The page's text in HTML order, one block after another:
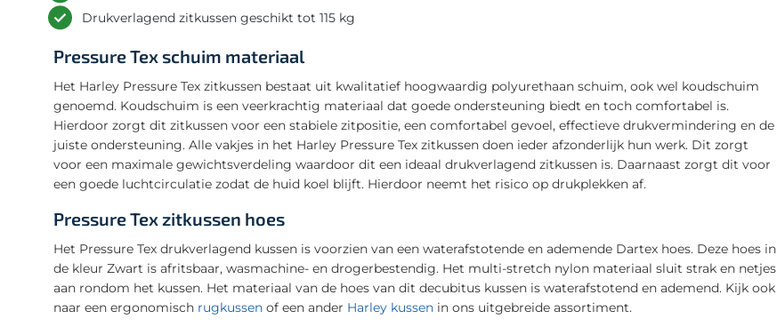
Drukverlagend zitkussen geschikt tot 115 kg
Pressure Tex schuim materiaal
Het Harley Pressure Tex zitkussen bestaat uit kwalitatief hoogwaardig polyurethaan schuim, ook wel koudschuim
genoemd. Koudschuim is een veerkrachtig materiaal dat goede ondersteuning biedt en toch comfortabel is.
Hierdoor zorgt dit zitkussen voor een stabiele zitpositie, een comfortabel gevoel, effectieve drukvermindering en de
juiste ondersteuning. Alle vakjes in het Harley Pressure Tex zitkussen doen ieder afzonderlijk hun werk. Dit zorgt
voor een maximale gewichtsverdeling waardoor dit een ideaal drukverlagend zitkussen is. Daarnaast zorgt dit voor
een goede luchtcirculatie zodat de huid koel blijft. Hierdoor neemt het risico op drukplekken af.
Pressure Tex zitkussen hoes
Het Pressure Tex drukverlagend kussen is voorzien van een waterafstotende en ademende Dartex hoes. Deze hoes in
de kleur Zwart is afritsbaar, wasmachine- en drogerbestendig. Het multi-stretch nylon materiaal sluit strak en netjes
aan rondom het kussen. Het materiaal van de hoes van dit decubitus kussen is waterafstotend en ademend. Kijk ook
naar een ergonomisch rugkussen of een ander Harley kussen in ons uitgebreide assortiment.